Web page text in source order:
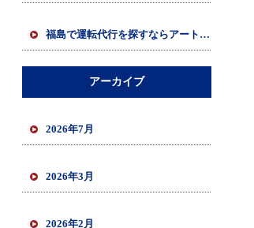
福島で運転代行を探すならアート運転代行を！
アーカイブ
2026年7月
2026年3月
2026年2月